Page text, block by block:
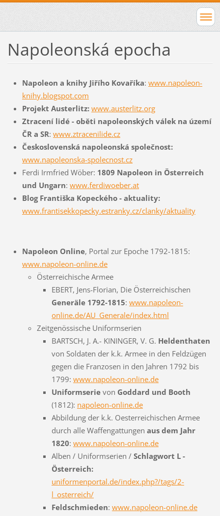
Napoleonská epocha
Napoleon a knihy Jiřího Kovaříka: www.napoleon-
knihy.blogspot.com
Projekt Austerlitz: www.austerlitz.org
Ztracení lidé - oběti napoleonských válek na území
ČR a SR: www.ztracenilide.cz
Československá napoleonská společnost:
www.napoleonska-spolecnost.cz
Ferdi Irmfried Wöber: 1809 Napoleon in Österreich
und Ungarn: www.ferdiwoeber.at
Blog Františka Kopeckého - aktuality:
www.frantisekkopecky.estranky.cz/clanky/aktuality
Napoleon Online, Portal zur Epoche 1792-1815:
www.napoleon-online.de
Österreichische Armee
EBERT, Jens-Florian, Die Österreichischen
Generäle 1792-1815: www.napoleon-
online.de/AU_Generale/index.html
Zeitgenössische Uniformserien
BARTSCH, J. A.- KININGER, V. G. Heldenthaten
von Soldaten der k.k. Armee in den Feldzügen
gegen die Franzosen in den Jahren 1792 bis
1799: www.napoleon-online.de
Uniformserie von Goddard und Booth
(1812): napoleon-online.de
Abbildung der k.k. Oesterreichischen Armee
durch alle Waffengattungen aus dem Jahr
1820: www.napoleon-online.de
Alben / Uniformserien / Schlagwort L -
Österreich:
uniformenportal.de/index.php?/tags/2-
l_osterreich/
Feldschmieden: www.napoleon-online.de